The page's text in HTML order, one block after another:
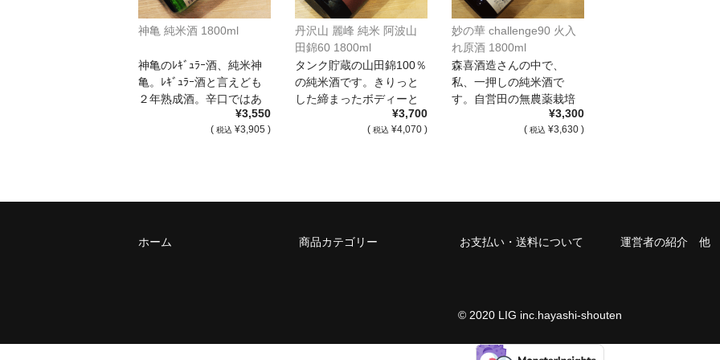
神亀 純米酒 1800ml
神亀のﾚｷﾞｭﾗｰ酒、純米神
亀。ﾚｷﾞｭﾗｰ酒と言えども
２年熟成酒。辛口ではあ
¥3,550
( 税込 ¥3,905 )
丹沢山 麗峰 純米 阿波山
田錦60 1800ml
タンク貯蔵の山田錦100％
の純米酒です。きりっと
した締まったボディーと
¥3,700
( 税込 ¥4,070 )
妙の華 challenge90 火入
れ原酒 1800ml
森喜酒造さんの中で、
私、一押しの純米酒で
す。自営田の無農薬栽培
の山田錦を低精白の […]
¥3,300
( 税込 ¥3,630 )
ホーム 商品カテゴリー お支払い・送料について 運営者の紹介 他
© 2020 LIG inc.hayashi-shouten